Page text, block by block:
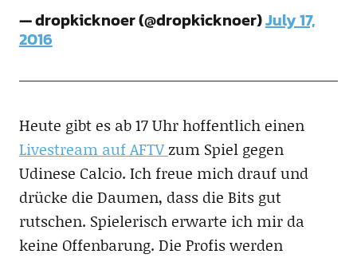
— dropkicknoer (@dropkicknoer)July 17,
2016
Heute gibt es ab 17 Uhr hoffentlich einen
Livestream auf AFTVzum Spiel gegen
Udinese Calcio. Ich freue mich drauf und
drücke die Daumen, dass die Bits gut
rutschen. Spielerisch erwarte ich mir da
keine Offenbarung. Die Profis werden